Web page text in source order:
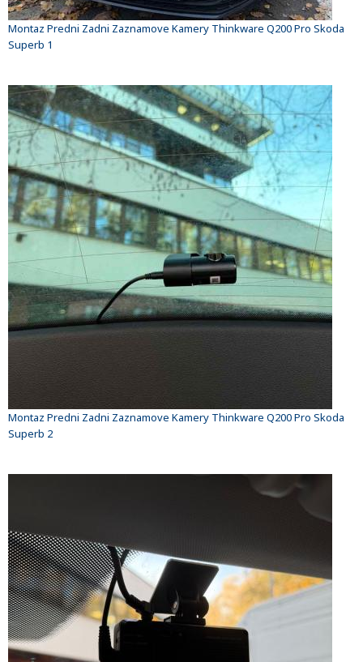
Montaz Predni Zadni Zaznamove Kamery Thinkware Q200 Pro Skoda
Superb 1
Montaz Predni Zadni Zaznamove Kamery Thinkware Q200 Pro Skoda
Superb 2